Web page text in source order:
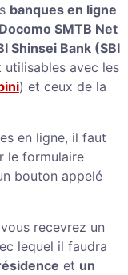
banques en ligne
Docomo SMTB Net
Shinsei Bank (SBI
avec les
) et ceux de la
en ligne, il faut
le formulaire
bouton appelé
recevrez un
lequel il faudra
et un